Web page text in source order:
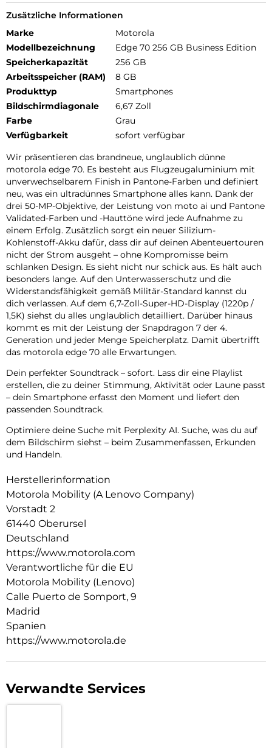
Zusätzliche Informationen
Marke
Motorola
Modellbezeichnung
Edge 70 256 GB Business Edition
Speicherkapazität
256 GB
Arbeitsspeicher (RAM)
8 GB
Produkttyp
Smartphones
Bildschirmdiagonale
6,67 Zoll
Farbe
Grau
Verfügbarkeit
sofort verfügbar
Wir präsentieren das brandneue, unglaublich dünne
motorola edge 70. Es besteht aus Flugzeugaluminium mit
unverwechselbarem Finish in Pantone-Farben und definiert
neu, was ein ultradünnes Smartphone alles kann. Dank der
drei 50-MP-Objektive, der Leistung von moto ai und Pantone
Validated-Farben und -Hauttöne wird jede Aufnahme zu
einem Erfolg. Zusätzlich sorgt ein neuer Silizium-
Kohlenstoff-Akku dafür, dass dir auf deinen Abenteuertouren
nicht der Strom ausgeht – ohne Kompromisse beim
schlanken Design. Es sieht nicht nur schick aus. Es hält auch
besonders lange. Auf den Unterwasserschutz und die
Widerstandsfähigkeit gemäß Militär-Standard kannst du
dich verlassen. Auf dem 6,7-Zoll-Super-HD-Display (1220p /
1,5K) siehst du alles unglaublich detailliert. Darüber hinaus
kommt es mit der Leistung der Snapdragon 7 der 4.
Generation und jeder Menge Speicherplatz. Damit übertrifft
das motorola edge 70 alle Erwartungen.
Dein perfekter Soundtrack – sofort. Lass dir eine Playlist
erstellen, die zu deiner Stimmung, Aktivität oder Laune passt
– dein Smartphone erfasst den Moment und liefert den
passenden Soundtrack.
Optimiere deine Suche mit Perplexity AI. Suche, was du auf
dem Bildschirm siehst – beim Zusammenfassen, Erkunden
und Handeln.
Herstellerinformation
Motorola Mobility (A Lenovo Company)
Vorstadt 2
61440 Oberursel
Deutschland
https://www.motorola.com
Verantwortliche für die EU
Motorola Mobility (Lenovo)
Calle Puerto de Somport, 9
Madrid
Spanien
https://www.motorola.de
Verwandte Services